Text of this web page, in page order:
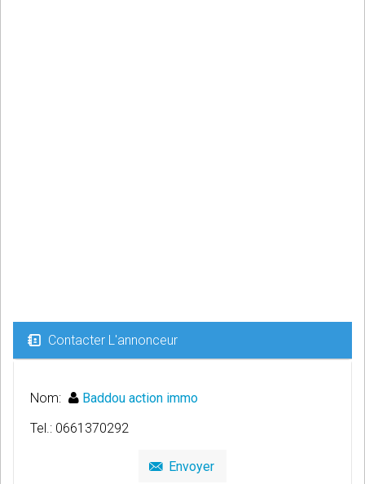
Contacter L'annonceur
Nom:
Baddou action immo
Tel.: 0661370292
Envoyer